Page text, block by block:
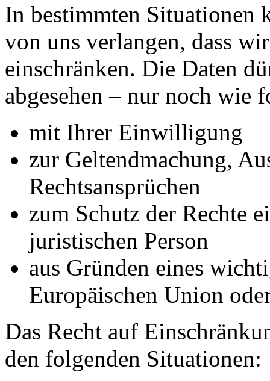
In bestimmten Situationen
von uns verlangen, dass
einschränken. Die Daten
abgesehen – nur noch wie
mit Ihrer Einwilligung
zur Geltendmachung,
Rechtsansprüchen
zum Schutz der Rechte
juristischen Person
aus Gründen eines
Europäischen Union
Das Recht auf
den folgenden Situationen: